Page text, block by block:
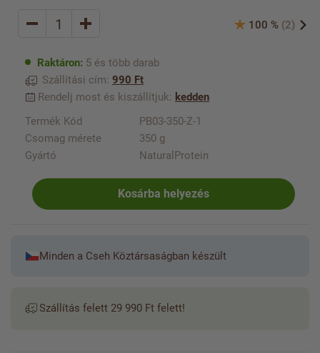
100 % (2)
Raktáron: 5 és több darab
Szállítási cím: 990 Ft
Rendelj most és kiszállítjuk: kedden
Termék Kód
PB03-350-Z-1
Csomag mérete
350 g
Gyártó
NaturalProtein
Kosárba helyezés
Minden a Cseh Köztársaságban készült
Szállítás felett 29 990 Ft felett!